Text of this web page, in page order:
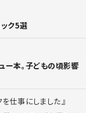
ク5選
ー本。子どもの頃影響
仕事にしました